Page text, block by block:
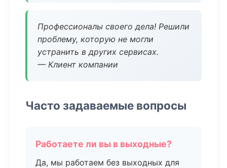
Профессионалы своего дела! Решили
проблему, которую не могли
устранить в других сервисах.
— Клиент компании
Часто задаваемые вопросы
Работаете ли вы в выходные?
Да, мы работаем без выходных для